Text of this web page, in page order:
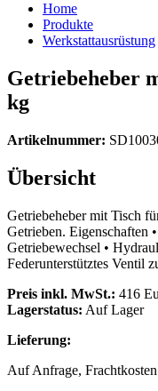
Home
Produkte
Werkstattausrüstung
Getriebeheber
kg
Artikelnummer:
Übersicht
Getriebeheber mit Tisch
Getrieben. Eigenschaften
Getriebewechsel •
Federunterstütztes Ventil
Preis inkl. MwSt.: 416
Lagerstatus: Auf Lager
Lieferung:
Auf Anfrage,